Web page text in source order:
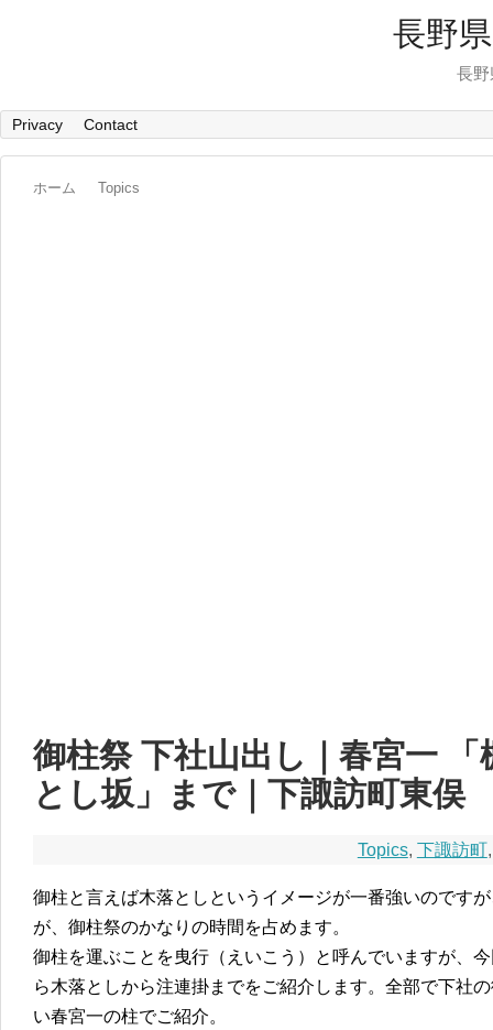
長野
長
Privacy Contact
ホーム Topics
御柱祭 下社山出し｜春宮一
とし坂」まで｜下諏訪町東俣
Topics, 下諏訪町
御柱と言えば木落としというイメージが一番強いのです
が、御柱祭のかなりの時間を占めます。
御柱を運ぶことを曳行（えいこう）と呼んでいますが、
ら木落としから注連掛までをご紹介します。全部で下社
い春宮一の柱でご紹介。